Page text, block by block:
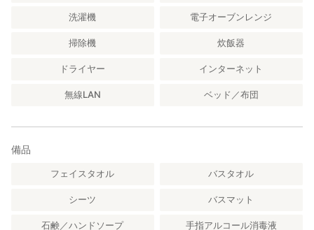
施設内にはスタッフが常駐しています（季節により近隣に常
施設の使い方のご案内や、周辺のおすすめスポット・地元のお店
のご紹介など、滞在をより楽しんでいただけるようお手伝いしま
※注意事項※
・一部スタッフ専用スペースあり
洗濯機 電子オーブンレンジ
掃除機 炊飯器
ドライヤー インターネット
無線LAN ベッド／布団
備品
フェイスタオル バスタオル
シーツ バスマット
石鹸／ハンドソープ 手指アルコール消毒液